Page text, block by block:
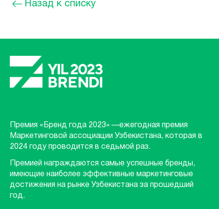
Назад к списку
Премия «Бренд года 2023» —ежегодная премия
Маркетинговой ассоциации Узбекистана, которая в
2024 году проводится в седьмой раз.
Премией награждаются самые успешные бренды,
имеющие наиболее эффективные маркетинговые
достижения на рынке Узбекистана за прошедший
год.